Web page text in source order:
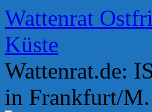
Zum
Inhalt
springen
Wattenrat
Küste
Wattenrat.de:
in Frankfurt/M.